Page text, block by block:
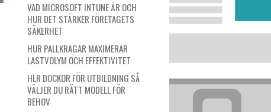
VAD MICROSOFT INTUNE ÄR OCH
HUR DET STÄRKER FÖRETAGETS
SÄKERHET
HUR PALLKRAGAR MAXIMERAR
LASTVOLYM OCH EFFEKTIVITET
HLR DOCKOR FÖR UTBILDNING SÅ
VÄLJER DU RÄTT MODELL FÖR
BEHOV